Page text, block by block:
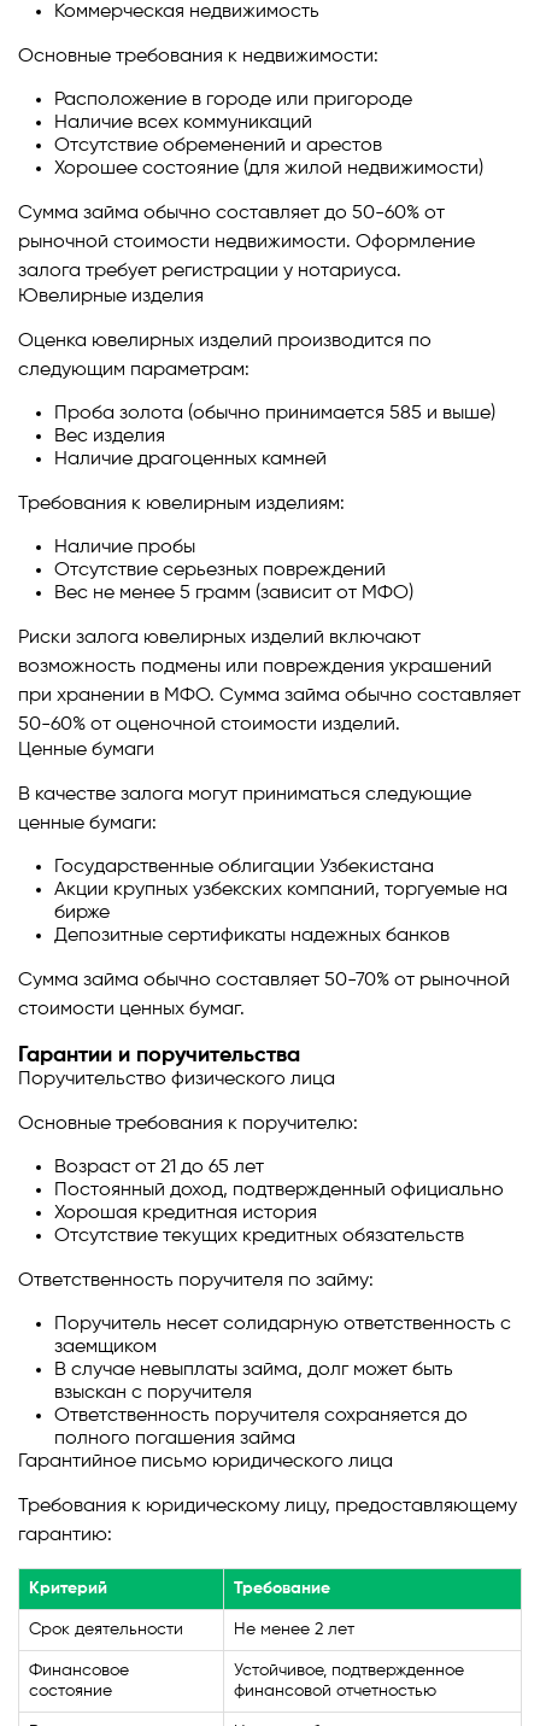
Коммерческая недвижимость
Основные требования к недвижимости:
Расположение в городе или пригороде
Наличие всех коммуникаций
Отсутствие обременений и арестов
Хорошее состояние (для жилой недвижимости)
Сумма займа обычно составляет до 50-60% от
рыночной стоимости недвижимости. Оформление
залога требует регистрации у нотариуса.
Ювелирные изделия
Оценка ювелирных изделий производится по
следующим параметрам:
Проба золота (обычно принимается 585 и выше)
Вес изделия
Наличие драгоценных камней
Требования к ювелирным изделиям:
Наличие пробы
Отсутствие серьезных повреждений
Вес не менее 5 грамм (зависит от МФО)
Риски залога ювелирных изделий включают
возможность подмены или повреждения украшений
при хранении в МФО. Сумма займа обычно составляет
50-60% от оценочной стоимости изделий.
Ценные бумаги
В качестве залога могут приниматься следующие
ценные бумаги:
Государственные облигации Узбекистана
Акции крупных узбекских компаний, торгуемые на
бирже
Депозитные сертификаты надежных банков
Сумма займа обычно составляет 50-70% от рыночной
стоимости ценных бумаг.
Гарантии и поручительства
Поручительство физического лица
Основные требования к поручителю:
Возраст от 21 до 65 лет
Постоянный доход, подтвержденный официально
Хорошая кредитная история
Отсутствие текущих кредитных обязательств
Ответственность поручителя по займу:
Поручитель несет солидарную ответственность с
заемщиком
В случае невыплаты займа, долг может быть
взыскан с поручителя
Ответственность поручителя сохраняется до
полного погашения займа
Гарантийное письмо юридического лица
Требования к юридическому лицу, предоставляющему
гарантию:
Критерий Требование
Срок деятельности Не менее 2 лет
Финансовое
состояние
Устойчивое, подтвержденное
финансовой отчетностью